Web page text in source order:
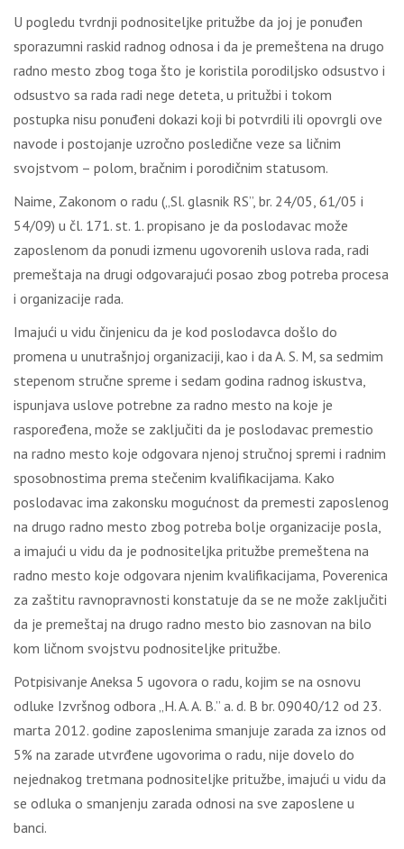
U pogledu tvrdnji podnositeljke pritužbe da joj je ponuđen
sporazumni raskid radnog odnosa i da je premeštena na drugo
radno mesto zbog toga što je koristila porodiljsko odsustvo i
odsustvo sa rada radi nege deteta, u pritužbi i tokom
postupka nisu ponuđeni dokazi koji bi potvrdili ili opovrgli ove
navode i postojanje uzročno posledične veze sa ličnim
svojstvom – polom, bračnim i porodičnim statusom.
Naime, Zakonom o radu („Sl. glasnik RS”, br. 24/05, 61/05 i
54/09) u čl. 171. st. 1. propisano je da poslodavac može
zaposlenom da ponudi izmenu ugovorenih uslova rada, radi
premeštaja na drugi odgovarajući posao zbog potreba procesa
i organizacije rada.
Imajući u vidu činjenicu da je kod poslodavca došlo do
promena u unutrašnjoj organizaciji, kao i da A. S. M, sa sedmim
stepenom stručne spreme i sedam godina radnog iskustva,
ispunjava uslove potrebne za radno mesto na koje je
raspoređena, može se zaključiti da je poslodavac premestio
na radno mesto koje odgovara njenoj stručnoj spremi i radnim
sposobnostima prema stečenim kvalifikacijama. Kako
poslodavac ima zakonsku mogućnost da premesti zaposlenog
na drugo radno mesto zbog potreba bolje organizacije posla,
a imajući u vidu da je podnositeljka pritužbe premeštena na
radno mesto koje odgovara njenim kvalifikacijama, Poverenica
za zaštitu ravnopravnosti konstatuje da se ne može zaključiti
da je premeštaj na drugo radno mesto bio zasnovan na bilo
kom ličnom svojstvu podnositeljke pritužbe.
Potpisivanje Aneksa 5 ugovora o radu, kojim se na osnovu
odluke Izvršnog odbora „H. A. A. B.” a. d. B br. 09040/12 od 23.
marta 2012. godine zaposlenima smanjuje zarada za iznos od
5% na zarade utvrđene ugovorima o radu, nije dovelo do
nejednakog tretmana podnositeljke pritužbe, imajući u vidu da
se odluka o smanjenju zarada odnosi na sve zaposlene u
banci.